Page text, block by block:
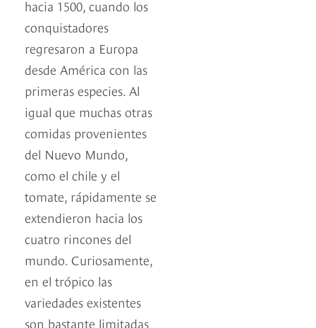
hacia 1500, cuando los
conquistadores
regresaron a Europa
desde América con las
primeras especies. Al
igual que muchas otras
comidas provenientes
del Nuevo Mundo,
como el chile y el
tomate, rápidamente se
extendieron hacia los
cuatro rincones del
mundo. Curiosamente,
en el trópico las
variedades existentes
son bastante limitadas